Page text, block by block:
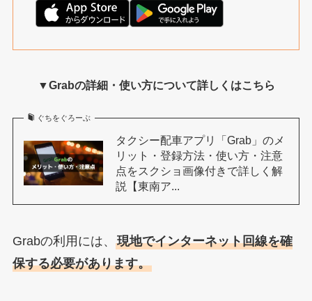
▼Grabの詳細・使い方について詳しくはこちら
ぐちをぐろーぶ
タクシー配車アプリ「Grab」のメ
リット・登録方法・使い方・注意
点をスクショ画像付きで詳しく解
説【東南ア...
Grabの利用には、 現地でインターネット回線を確
保する必要があります。